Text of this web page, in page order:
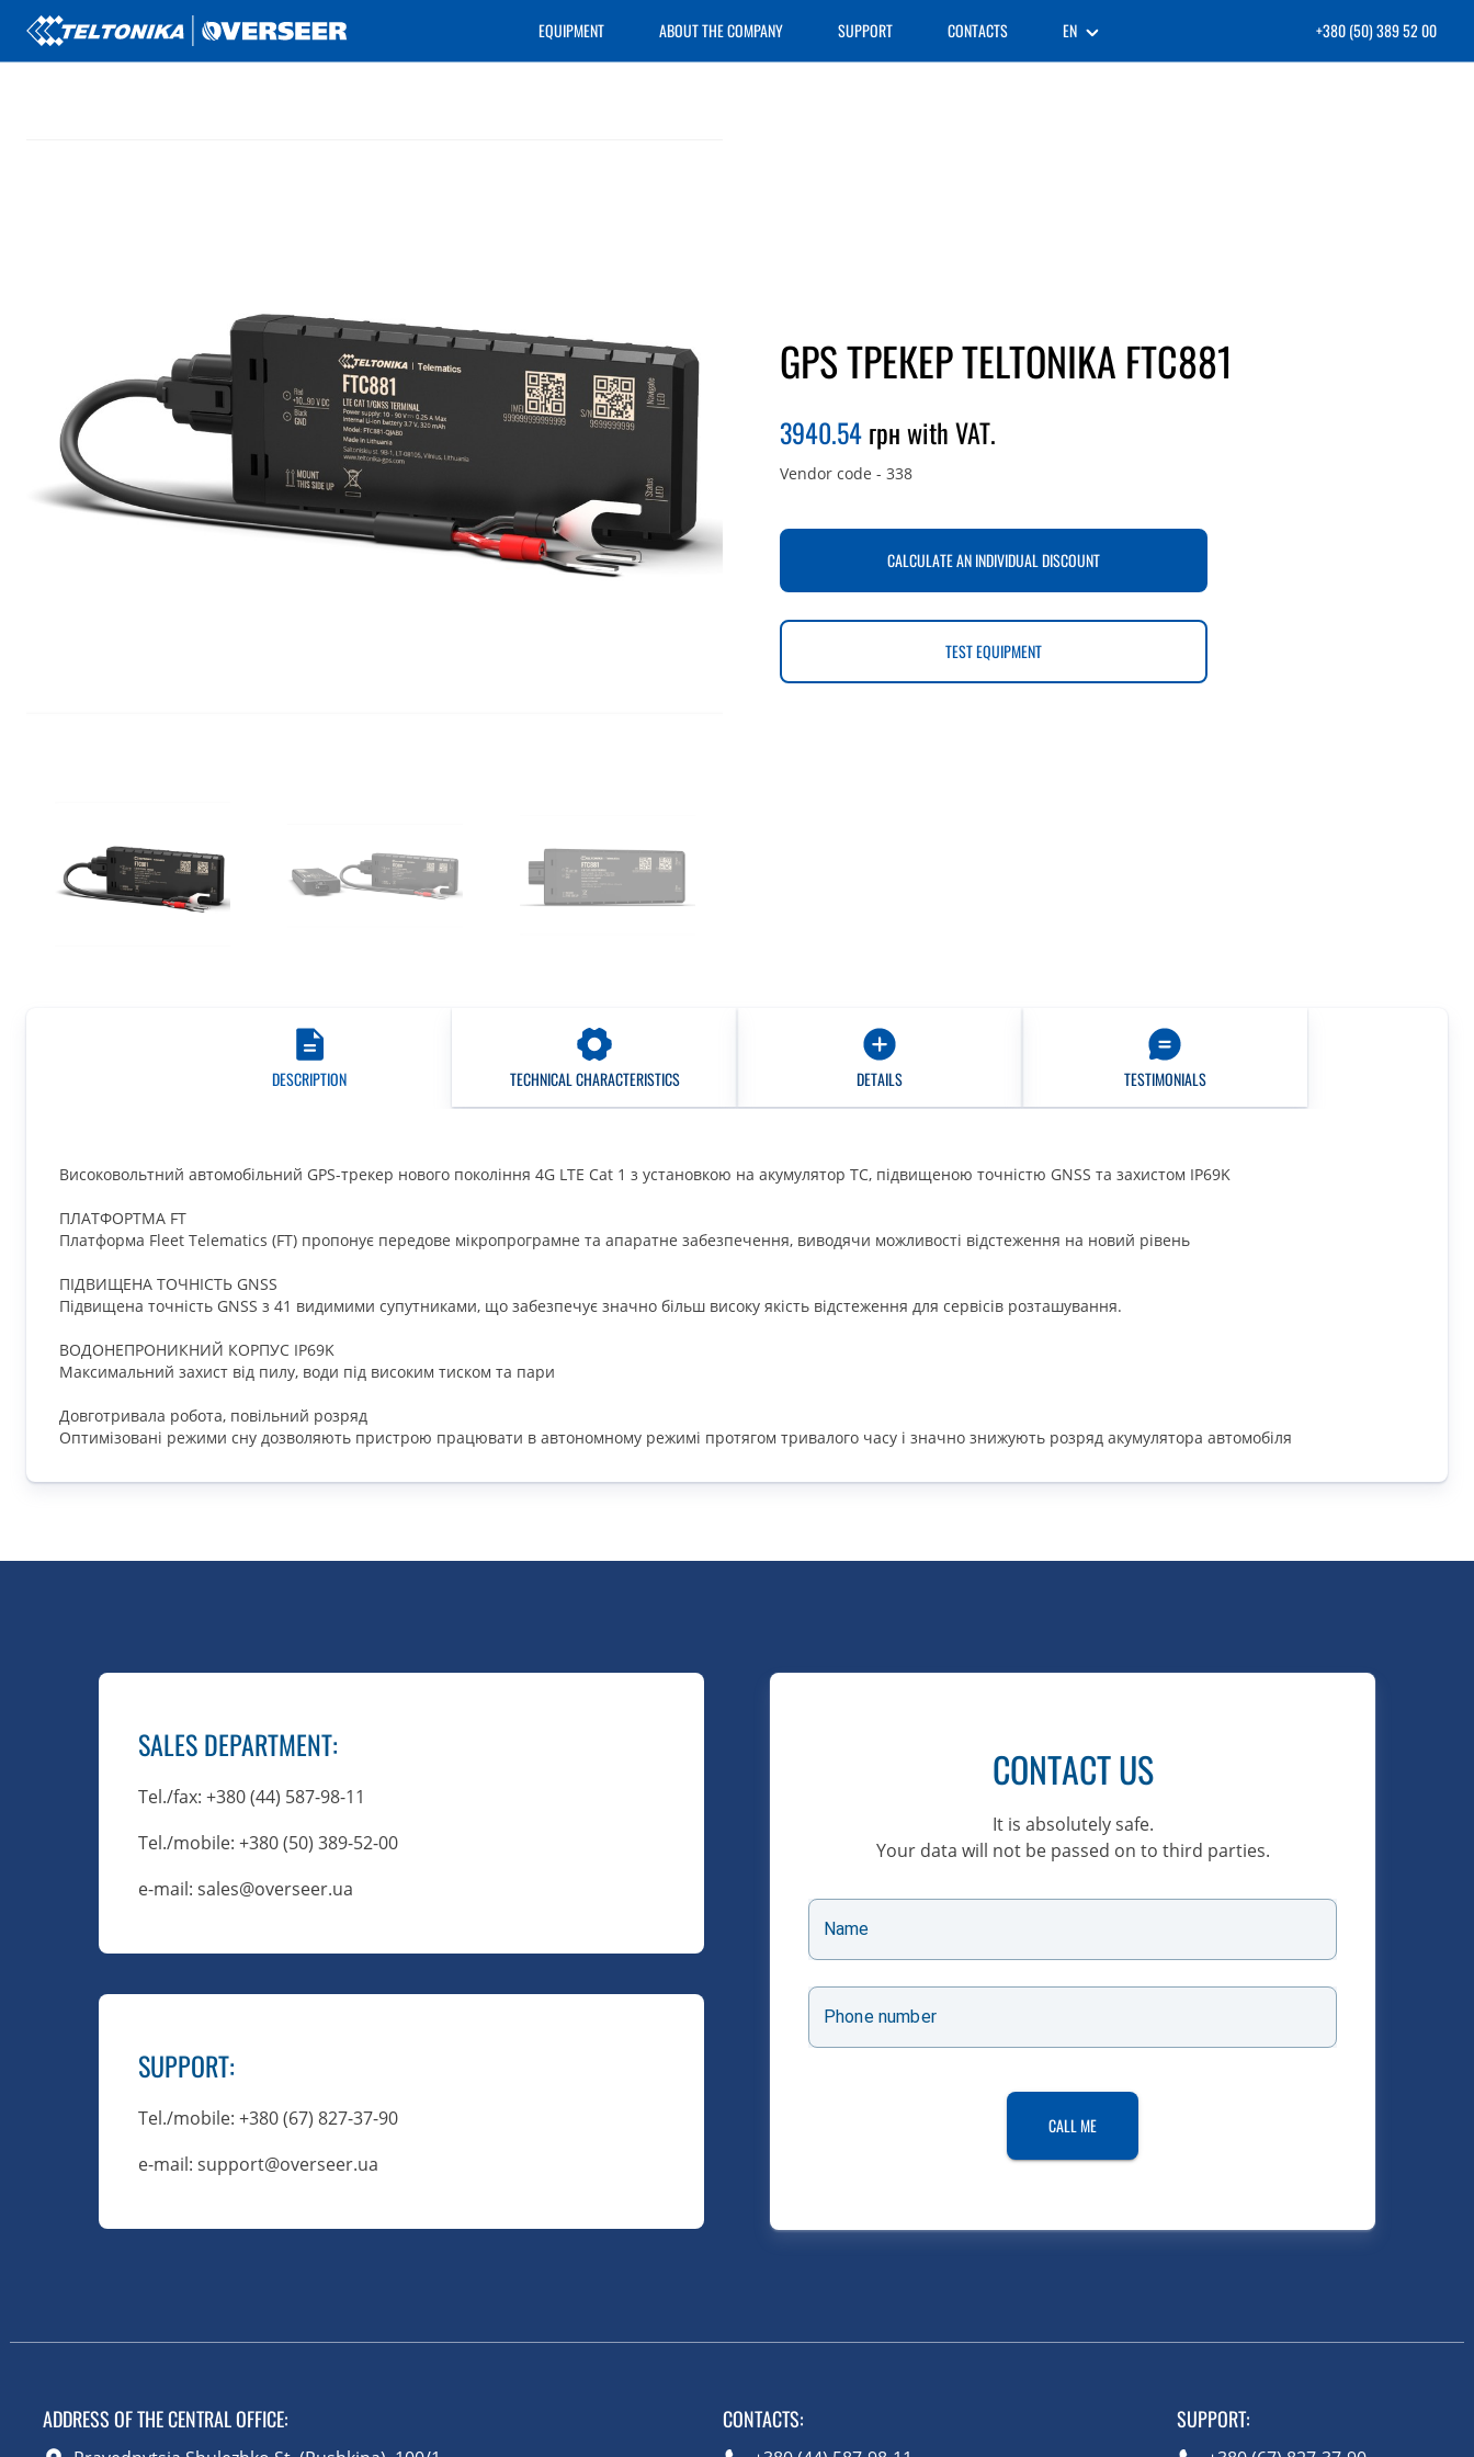
EQUIPMENT ABOUT THE COMPANY SUPPORT CONTACTS EN +380 (50) 389 52 00
GPS ТРЕКЕР TELTONIKA FTC881
3940.54грн with VAT.
Vendor code - 338
CALCULATE AN INDIVIDUAL DISCOUNT
TEST EQUIPMENT
DESCRIPTION TECHNICAL CHARACTERISTICS DETAILS TESTIMONIALS
Високовольтний автомобільний GPS-трекер нового покоління 4G LTE Cat 1 з установкою на акумулятор ТС, підвищеною точністю GNSS та захистом IP69K
ПЛАТФОРТМА FT
Платформа Fleet Telematics (FT) пропонує передове мікропрограмне та апаратне забезпечення, виводячи можливості відстеження на новий рівень
ПІДВИЩЕНА ТОЧНІСТЬ GNSS
Підвищена точність GNSS з 41 видимими супутниками, що забезпечує значно більш високу якість відстеження для сервісів розташування.
ВОДОНЕПРОНИКНИЙ КОРПУС IP69K
Максимальний захист від пилу, води під високим тиском та пари
Довготривала робота, повільний розряд
Оптимізовані режими сну дозволяють пристрою працювати в автономному режимі протягом тривалого часу і значно знижують розряд акумулятора автомобіля
SALES DEPARTMENT:
Tel./fax: +380 (44) 587-98-11
Tel./mobile: +380 (50) 389-52-00
e-mail: sales@overseer.ua
SUPPORT:
Tel./mobile: +380 (67) 827-37-90
e-mail: support@overseer.ua
CONTACT US
It is absolutely safe.
Your data will not be passed on to third parties.
Name
Phone number
CALL ME
ADDRESS OF THE CENTRAL OFFICE: CONTACTS: SUPPORT: